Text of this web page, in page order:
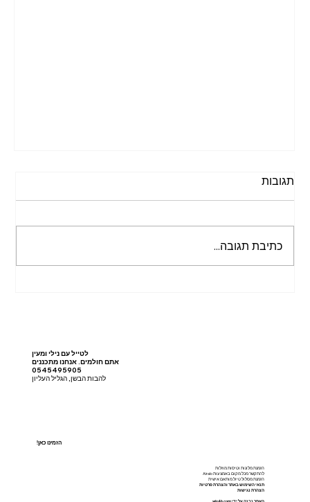
מסלול טיול בגנואה
תגובות
כתיבת תגובה...
לטייל עם נילי ומעין
אתם חולמים. אנחנו מתכננים
0545495905
להבות הבשן, הגליל העליון
!הזמינו כאן
הזמנת מלונות וטיסות מוזלות
להתקשר מכל מקום באמצעות Airalo
הזמנת מסלול טיול מותאם אישית
תנאי השימוש באתר והצהרת פרטיות
הצהרת נגישות
האתר נבנה על ידיwix4b.com